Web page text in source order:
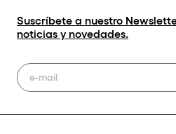
Suscríbete a nuestro
noticias y novedades.